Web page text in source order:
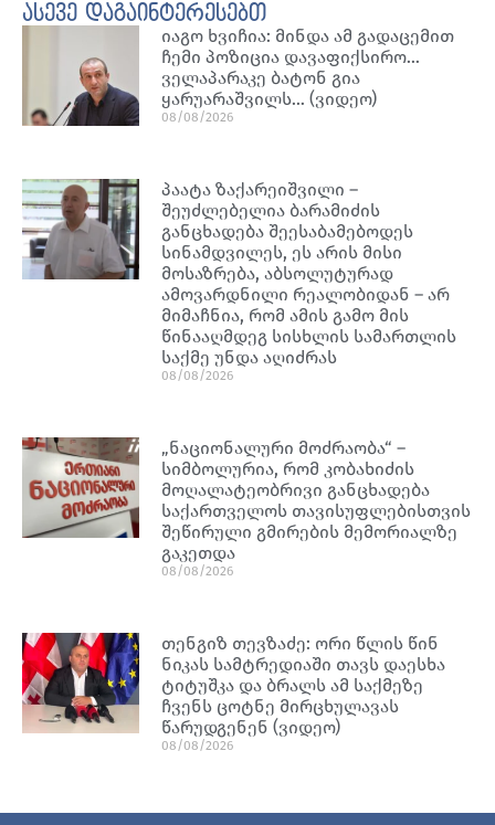
ასევე დაგაინტერესებთ
იაგო ხვიჩია: მინდა ამ გადაცემით
ჩემი პოზიცია დავაფიქსირო…
ველაპარაკე ბატონ გია
ყარუარაშვილს… (ვიდეო)
08/08/2026
პაატა ზაქარეიშვილი –
შეუძლებელია ბარამიძის
განცხადება შეესაბამებოდეს
სინამდვილეს, ეს არის მისი
მოსაზრება, აბსოლუტურად
ამოვარდნილი რეალობიდან – არ
მიმაჩნია, რომ ამის გამო მის
წინააღმდეგ სისხლის სამართლის
საქმე უნდა აღიძრას
08/08/2026
„ნაციონალური მოძრაობა“ –
სიმბოლურია, რომ კობახიძის
მოღალატეობრივი განცხადება
საქართველოს თავისუფლებისთვის
შეწირული გმირების მემორიალზე
გაკეთდა
08/08/2026
თენგიზ თევზაძე: ორი წლის წინ
ნიკას სამტრედიაში თავს დაესხა
ტიტუშკა და ბრალს ამ საქმეზე
ჩვენს ცოტნე მირცხულავას
წარუდგენენ (ვიდეო)
08/08/2026